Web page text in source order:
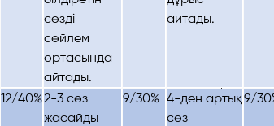
сөзді
сөйлем
ортасында
айтады.
айтады.
12/40%2-3 сөз
жасайды
9/30% 4-ден артық
сөз
9/